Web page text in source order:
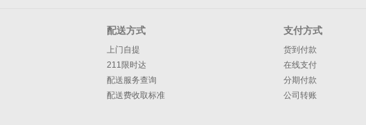
配送方式
上门自提
211限时达
配送服务查询
配送费收取标准
支付方式
货到付款
在线支付
分期付款
公司转账